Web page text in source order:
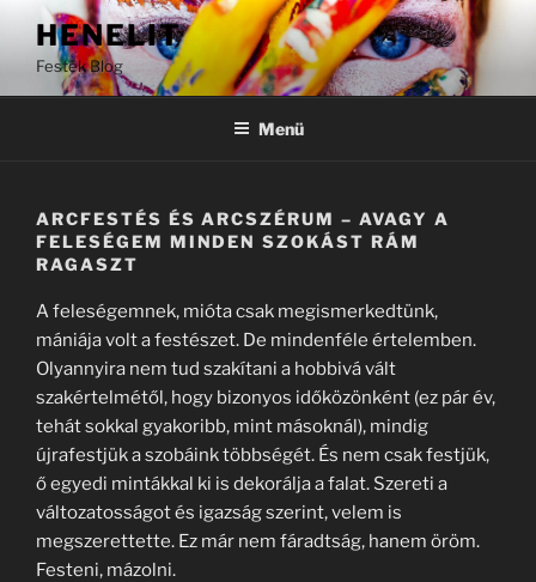
Tartalomhoz
HENELIT
Festék Blog
Menü
ARCFESTÉS ÉS ARCSZÉRUM – AVAGY A
FELESÉGEM MINDEN SZOKÁST RÁM
RAGASZT
A feleségemnek, mióta csak megismerkedtünk,
mániája volt a festészet. De mindenféle értelemben.
Olyannyira nem tud szakítani a hobbivá vált
szakértelmétől, hogy bizonyos időközönként (ez pár év,
tehát sokkal gyakoribb, mint másoknál), mindig
újrafestjük a szobáink többségét. És nem csak festjük,
ő egyedi mintákkal ki is dekorálja a falat. Szereti a
változatosságot és igazság szerint, velem is
megszerettette. Ez már nem fáradtság, hanem öröm.
Festeni, mázolni.